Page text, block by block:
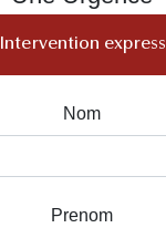
Intervention express
Nom
Prenom